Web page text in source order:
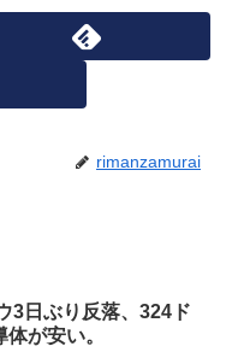
rimanzamurai
3日ぶり反落、324ド
が安い。